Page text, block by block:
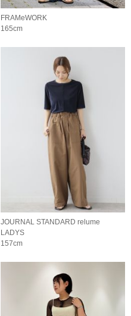
FRAMeWORK
165cm
JOURNAL STANDARD relume
LADYS
157cm